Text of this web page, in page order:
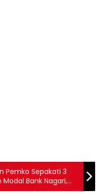
Pemko Sepakati 3
Bank Nagari,